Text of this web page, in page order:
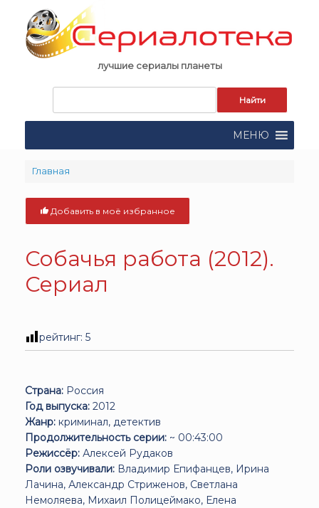
content
лучшие сериалы планеты
поиска:
МЕНЮ
Главная
Добавить в моё избранное
Собачья работа (2012).
Сериал
рейтинг: 5
Страна: Россия
Год выпуска: 2012
Жанр: криминал, детектив
Продолжительность серии: ~ 00:43:00
Режиссёр: Алексей Рудаков
Роли озвучивали: Владимир Епифанцев, Ирина
Лачина, Александр Стриженов, Светлана
Немоляева, Михаил Полицеймако, Елена